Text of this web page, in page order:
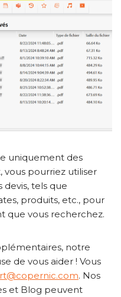
uniquement des
pourriez utiliser
devis, tels que
produits, etc., pour
que vous recherchez.
notre
de vous aider ! Vous
. Nos
et Blog peuvent